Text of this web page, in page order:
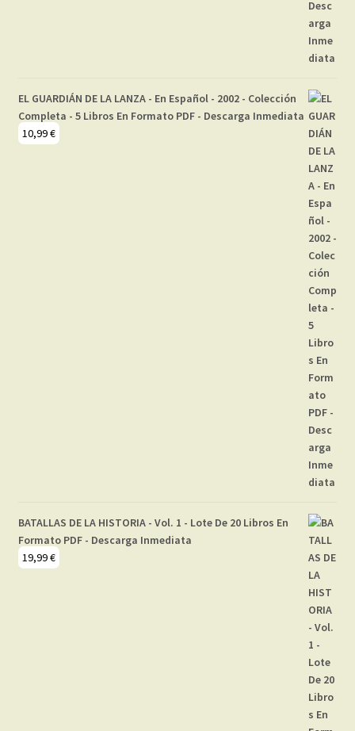
EL GUARDIÁN DE LA LANZA - En Español - 2002 - Colección
Completa - 5 Libros En Formato PDF - Descarga Inmediata
10,99€
BATALLAS DE LA HISTORIA - Vol. 1 - Lote De 20 Libros En
Formato PDF - Descarga Inmediata
19,99€